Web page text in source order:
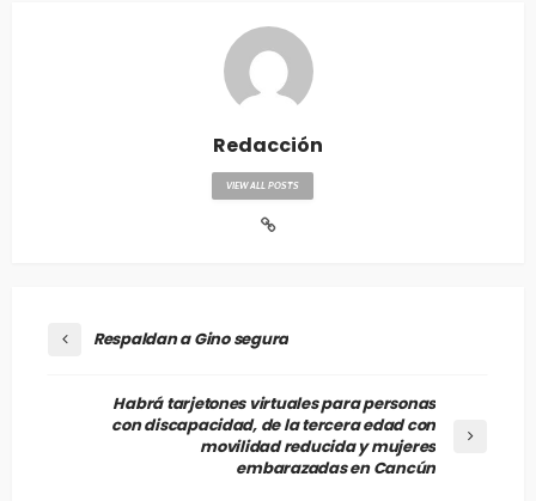
Redacción
VIEW ALL POSTS
Respaldan a Gino segura
Habrá tarjetones virtuales para personas
con discapacidad, de la tercera edad con
movilidad reducida y mujeres
embarazadas en Cancún